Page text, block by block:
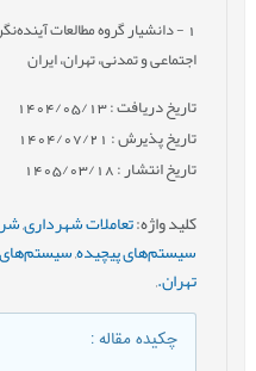
- دانشیار گروه مطالعات
اجتماعی و تمدنی، تهران، ایران
تاریخ دریافت : 1404/05/13
تاریخ پذیرش : 1404/07/21
تاریخ انتشار : 1405/03/18
کلید واژه:تعاملات شهرداری,
سیستم‌های پیچیده,سیستم‌های
تهران.,
چکیده مقاله: